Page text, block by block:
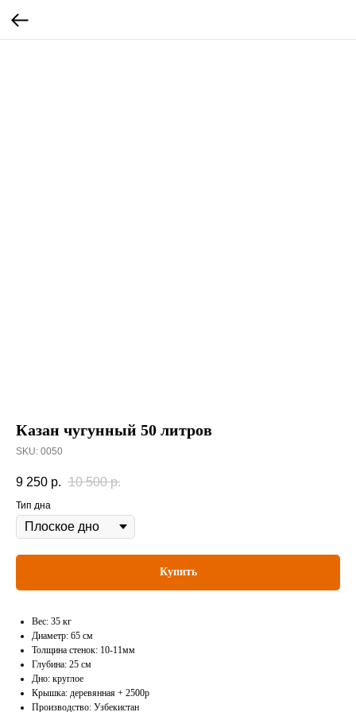
Казан чугунный 50 литров
SKU: 0050
9 250 р. 10 500 р.
Тип дна
Купить
Вес: 35 кг
Диаметр: 65 см
Толщина стенок: 10-11мм
Глубина: 25 см
Дно: круглое
Крышка: деревянная + 2500р
Производство: Узбекистан